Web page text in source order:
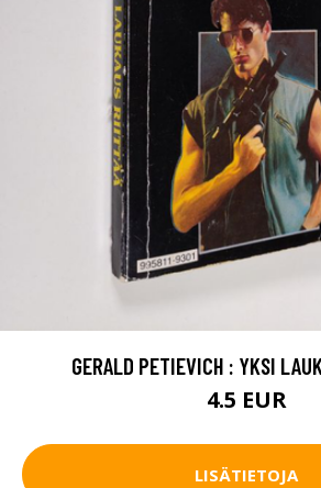
GERALD PETIEVICH : YKSI
4.5 EUR
LISÄTIETOJA